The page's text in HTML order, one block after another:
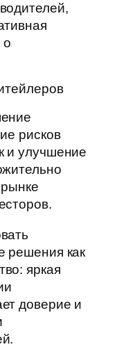
о
рисков
и улучшение
решения как
яркая
доверие и